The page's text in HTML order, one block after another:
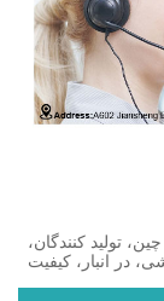
تولید کنندگان،
در انبار، کیفیت